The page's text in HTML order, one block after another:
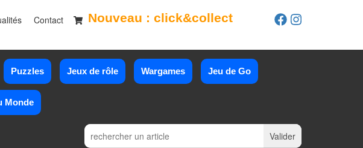
Contact Nouveau : click&collect
Puzzles Jeux de rôle Wargames Jeu de Go
Monde